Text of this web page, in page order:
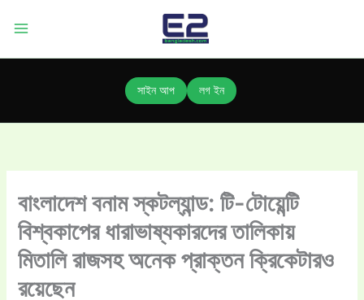
সাইন আপ লগ ইন
বাংলাদেশ বনাম স্কটল্যান্ড: টি-টোয়েন্টি
বিশ্বকাপের ধারাভাষ্যকারদের তালিকায়
মিতালি রাজসহ অনেক প্রাক্তন ক্রিকেটারও
রয়েছেন